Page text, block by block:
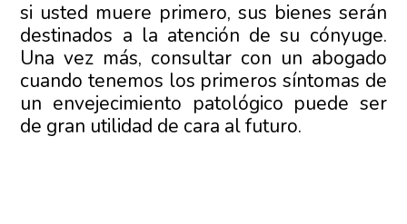
si usted muere primero, sus bienes serán
destinados a la atención de su cónyuge.
Una vez más, consultar con un abogado
cuando tenemos los primeros síntomas de
un envejecimiento patológico puede ser
de gran utilidad de cara al futuro.